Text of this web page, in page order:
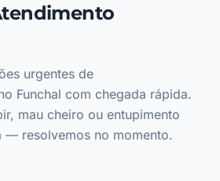
urgentes de
Funchal com chegada rápida.
mau cheiro ou entupimento
— resolvemos no momento.